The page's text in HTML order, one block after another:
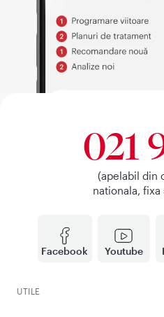
Facebook Youtube
021
(apelabil din
nationala, fixa
UTILE